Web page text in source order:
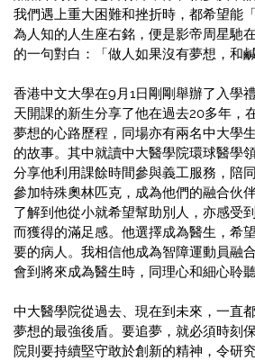
我們遇上重大困難和挫折時，都希望能
為人知的人生座右銘，便是影帝周星馳
的一句對白：「做人如果沒有夢想，和
香港中文大學在9月1日剛剛舉辦了入學
天開課的新生分享了他在過去20多年，
夢想的心路歷程，同場亦有兩名中大學
的故事。其中就讀中大醫學院環球醫學
分享他利用課餘時間參與義工服務，陪
參加特殊奧林匹克，成為他們的融合伙
了解到他從小就希望幫助別人，亦感受
而獲得的滿足感。他選擇成為醫生，希
要的病人。我相信他成為智障運動員融
會到將來成為醫生時，同理心和細心聆聽
中大醫學院從過去、現在到未來，一直
夢想的最強後盾。要追夢，就必須時刻
院則要持續堅守敢於創新的精神，令研